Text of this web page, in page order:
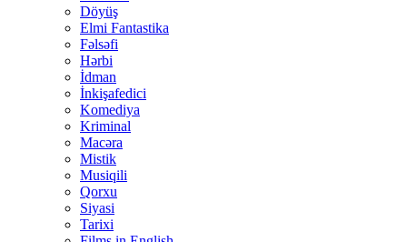
Döyüş
Elmi Fantastika
Fəlsəfi
Hərbi
İdman
İnkişafedici
Komediya
Kriminal
Macəra
Mistik
Musiqili
Qorxu
Siyasi
Tarixi